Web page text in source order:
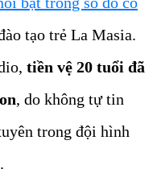
tạo trẻ La Masia.
tiền vệ 20 tuổi đã
, do không tự tin
trong đội hình